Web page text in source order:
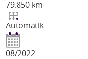
79.850 km
Automatik
08/2022